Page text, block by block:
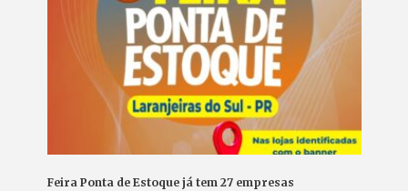
Feira Ponta de Estoque já tem 27 empresas